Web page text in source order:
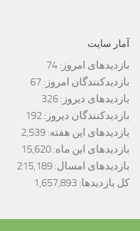
آمار سایت
بازدیدهای امروز: 74
بازدیدکنندگان امروز: 67
بازدیدهای دیروز: 326
بازدیدکنندگان دیروز: 192
بازدیدهای این هفته: 2,539
بازدیدهای این ماه: 15,620
بازدیدهای امسال: 215,189
کل بازدیدها: 1,657,893